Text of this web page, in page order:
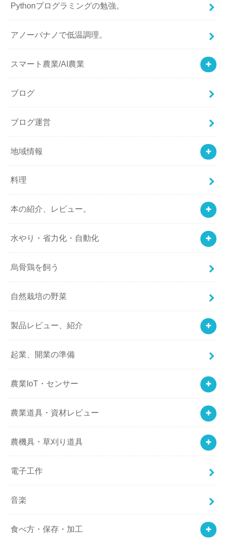
Pythonプログラミングの勉強。
アノーバナノで低温調理。
スマート農業/AI農業
ブログ
ブログ運営
地域情報
料理
本の紹介、レビュー。
水やり・省力化・自動化
烏骨鶏を飼う
自然栽培の野菜
製品レビュー、紹介
起業、開業の準備
農業IoT・センサー
農業道具・資材レビュー
農機具・草刈り道具
電子工作
音楽
食べ方・保存・加工